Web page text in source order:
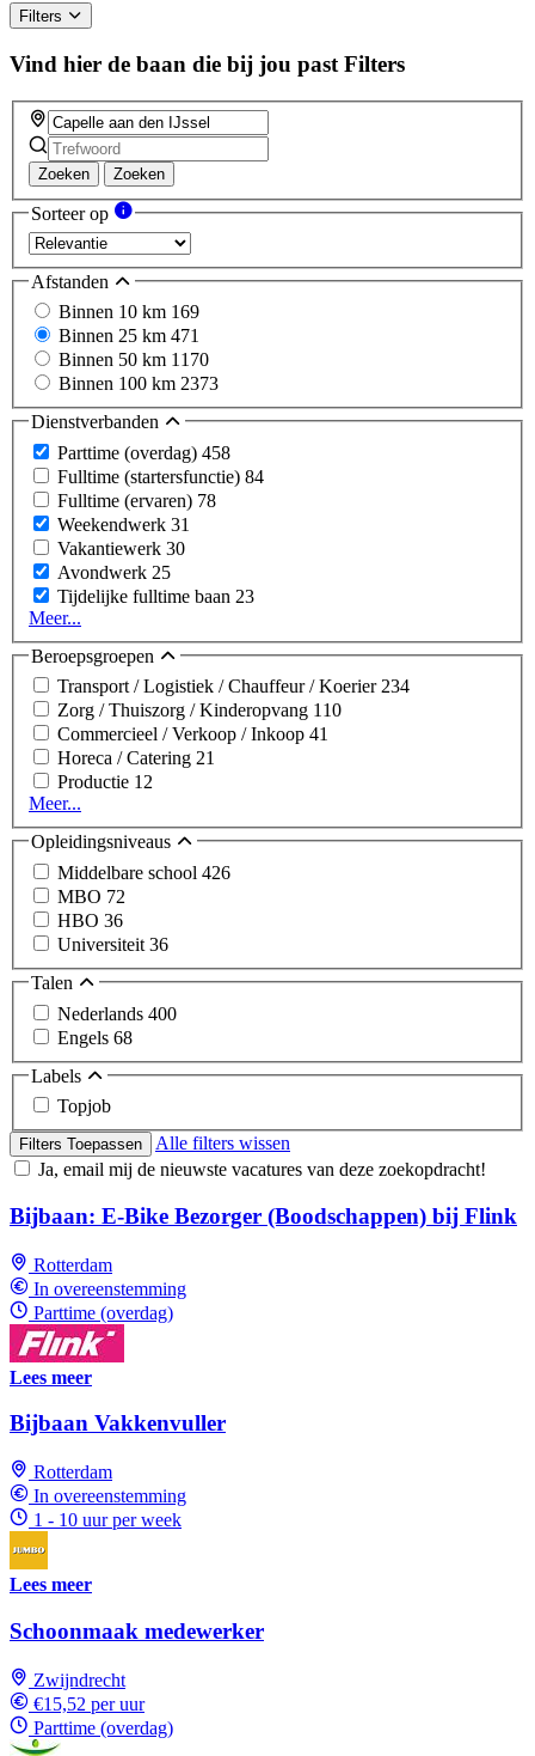
ignore
this
field
Filters
Vind hier de baan die bij jou past Filters
Zoeken Zoeken
Sorteer op
Afstanden
Binnen 10 km 169
Binnen 25 km 471
Binnen 50 km 1170
Binnen 100 km 2373
Dienstverbanden
Parttime (overdag) 458
Fulltime (startersfunctie) 84
Fulltime (ervaren) 78
Weekendwerk 31
Vakantiewerk 30
Avondwerk 25
Tijdelijke fulltime baan 23
Meer...
Beroepsgroepen
Transport / Logistiek / Chauffeur / Koerier234
Zorg / Thuiszorg / Kinderopvang 110
Commercieel / Verkoop / Inkoop 41
Horeca / Catering 21
Productie 12
Meer...
Opleidingsniveaus
Middelbare school 426
MBO 72
HBO 36
Universiteit 36
Talen
Nederlands 400
Engels 68
Labels
Topjob
Filters Toepassen
Alle filters wissen
Ja, email mij de nieuwste vacatures van deze zoekopdracht!
Bijbaan: E-Bike Bezorger (Boodschappen) bij Flink
Rotterdam
In overeenstemming
Parttime (overdag)
Lees meer
Bijbaan Vakkenvuller
Rotterdam
In overeenstemming
1 - 10 uur per week
Lees meer
Schoonmaak medewerker
Zwijndrecht
€15,52 per uur
Parttime (overdag)